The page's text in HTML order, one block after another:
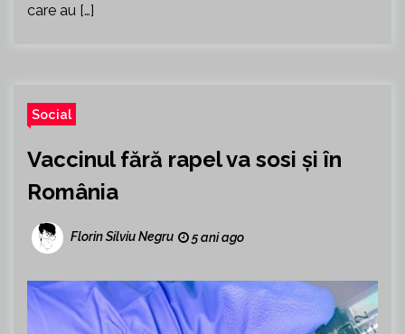
care au […]
Social
Vaccinul fără rapel va sosi și în
România
Florin Silviu Negru 5 ani ago